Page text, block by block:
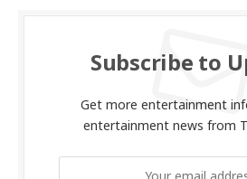
Subscribe to
Get more entertainment
entertainment news from